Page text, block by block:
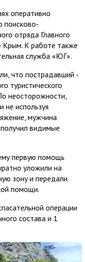
оперативно
поисково-
отряда Главного
Крым. К работе также
служба «ЮГ».
что пострадавший -
туристического
неосторожности,
не используя
мужчина
видимые
первую помощь
уложили на
зону и передали
помощи.
операции
состава и 1